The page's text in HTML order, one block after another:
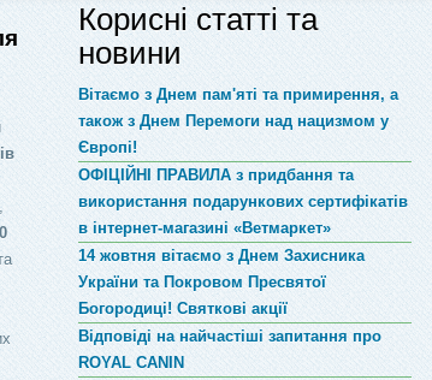
Корисні статті та
новини
Вітаємо з Днем пам'яті та примирення, а
також з Днем Перемоги над нацизмом у
Європі!
ОФІЦІЙНІ ПРАВИЛА з придбання та
використання подарункових сертифікатів
в інтернет-магазині «Ветмаркет»
14 жовтня вітаємо з Днем Захисника
України та Покровом Пресвятої
Богородиці! Святкові акції
Відповіді на найчастіші запитання про
ROYAL CANIN